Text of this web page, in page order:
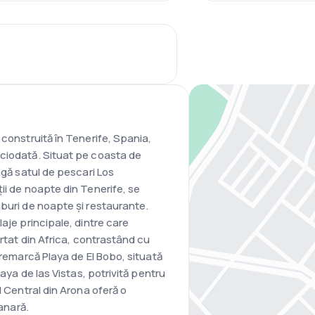
în Tenerife, Spania,
Situat pe coasta de
satul de pescari Los
de noapte din Tenerife, se
de noapte și restaurante.
principale, dintre care
din Africa, contrastând cu
Playa de El Bobo, situată
de las Vistas, potrivită pentru
din Arona oferă o